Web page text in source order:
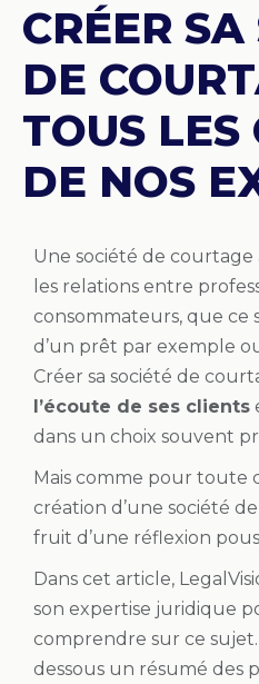
CRÉER
DE
TOUS LES
DE NOS
Une société de
les relations entre
consommateurs, que ce
d’un prêt par exemple
Créer sa société de
l’écoute de ses clients
dans un choix souvent
Mais comme pour toute
création d’une société
fruit d’une réflexion
Dans cet article,
son expertise juridique
comprendre sur ce
dessous un résumé des